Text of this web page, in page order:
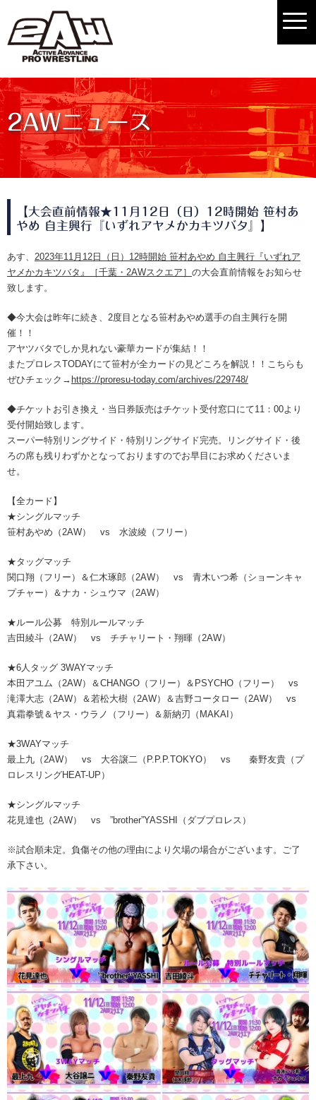
2AWニュース
【大会直前情報★11月12日（日）12時開始 笹村あ
やめ 自主興行『いずれアヤメかカキツバタ』】
あす、 2023年11月12日（日）12時開始 笹村あやめ 自主興行『いずれア
ヤメかカキツバタ』［千葉・2AWスクエア］ の大会直前情報をお知らせ
致します。
◆今大会は昨年に続き、2度目となる笹村あやめ選手の自主興行を開
催！！
アヤツバタでしか見れない豪華カードが集結！！
またプロレスTODAYにて笹村が全カードの見どころを解説！！こちらも
ぜひチェック→ https://proresu-today.com/archives/229748/
◆チケットお引き換え・当日券販売はチケット受付窓口にて11：00より
受付開始致します。
スーパー特別リングサイド・特別リングサイド完売。リングサイド・後
ろの席も残りわずかとなっておりますのでお早目にお求めくださいま
せ。
【全カード】
★シングルマッチ
笹村あやめ（2AW） vs 水波綾（フリー）
★タッグマッチ
関口翔（フリー）＆仁木琢郎（2AW） vs 青木いつ希（ショーンキャ
プチャー）＆ナカ・シュウマ（2AW）
★ルール公募 特別ルールマッチ
吉田綾斗（2AW） vs チチャリート・翔暉（2AW）
★6人タッグ 3WAYマッチ
本田アユム（2AW）＆CHANGO（フリー）＆PSYCHO（フリー） vs
滝澤大志（2AW）＆若松大樹（2AW）＆吉野コータロー（2AW） vs
真霜拳號＆ヤス・ウラノ（フリー）＆新納刃（MAKAI）
★3WAYマッチ
最上九（2AW） vs 大谷譲二（P.P.P.TOKYO） vs 秦野友貴（プ
ロレスリングHEAT-UP）
★シングルマッチ
花見達也（2AW） vs ”brother”YASSHI（ダブプロレス）
※試合順未定。負傷その他の理由により欠場の場合がございます。ご了
承下さい。